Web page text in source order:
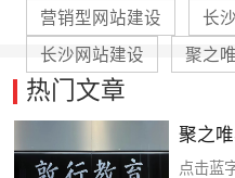
营销型网站建设 长
长沙网站建设 聚之
热门文章
聚之
开发
点击蓝